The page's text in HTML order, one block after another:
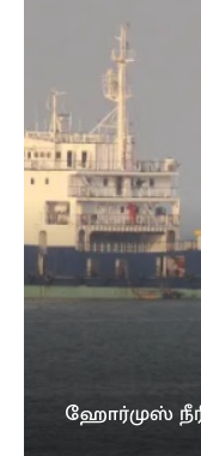
ஹோர்முஸ்